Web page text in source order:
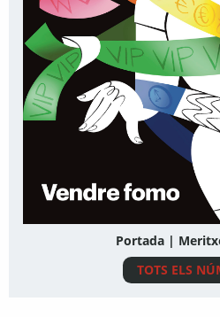
Portada |
TOTS ELS